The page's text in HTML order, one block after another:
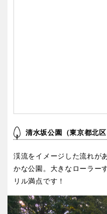
清水坂公園（東京都北区
渓流をイメージした流れが
かな公園。大きなローラー
リル満点です！